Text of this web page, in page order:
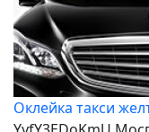
Оклейка такси